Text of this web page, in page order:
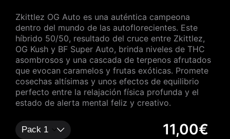
Zkittlez OG Auto es una auténtica campeona
dentro del mundo de las autoflorecientes. Este
híbrido 50/50, resultado del cruce entre Zkittlez,
OG Kush y BF Super Auto, brinda niveles de THC
asombrosos y una cascada de terpenos afrutados
que evocan caramelos y frutas exóticas. Promete
cosechas altísimas y unos efectos de equilibrio
perfecto entre la relajación física profunda y el
estado de alerta mental feliz y creativo.
11,00€